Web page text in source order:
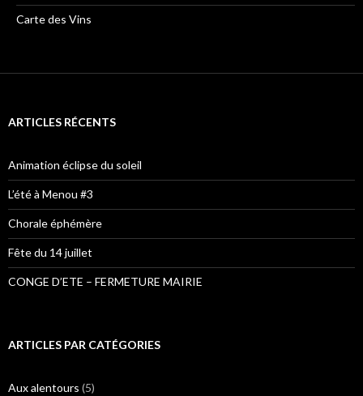
Carte des Vins
ARTICLES RÉCENTS
Animation éclipse du soleil
L’été à Menou #3
Chorale éphémère
Fête du 14 juillet
CONGE D’ETE – FERMETURE MAIRIE
ARTICLES PAR CATÉGORIES
Aux alentours (5)